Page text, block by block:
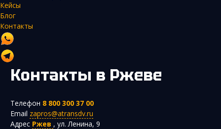
Кейсы
Блог
Контакты
Контакты в Ржеве
Телефон 8 800 300 37 00
Email zapros@atransdv.ru
Адрес Ржев , ул. Ленина, 9